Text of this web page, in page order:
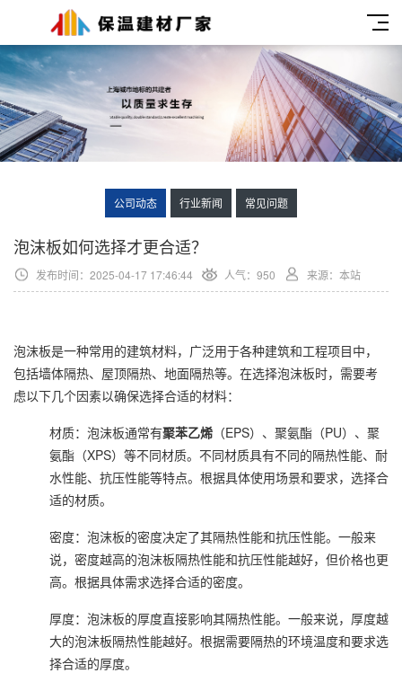
公司动态 行业新闻 常见问题
泡沫板如何选择才更合适？
发布时间：2025-04-17 17:46:44 人气：950 来源：本站
泡沫板是一种常用的建筑材料，广泛用于各种建筑和工程项目中，
包括墙体隔热、屋顶隔热、地面隔热等。在选择泡沫板时，需要考
虑以下几个因素以确保选择合适的材料：
材质：泡沫板通常有聚苯乙烯 （EPS）、聚氨酯（PU）、聚
氨酯（XPS）等不同材质。不同材质具有不同的隔热性能、耐
水性能、抗压性能等特点。根据具体使用场景和要求，选择合
适的材质。
密度：泡沫板的密度决定了其隔热性能和抗压性能。一般来
说，密度越高的泡沫板隔热性能和抗压性能越好，但价格也更
高。根据具体需求选择合适的密度。
厚度：泡沫板的厚度直接影响其隔热性能。一般来说，厚度越
大的泡沫板隔热性能越好。根据需要隔热的环境温度和要求选
择合适的厚度。